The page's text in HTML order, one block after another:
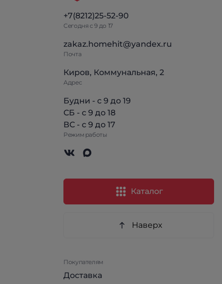
+7(8212)25-52-90
Сегодня с 9 до 17
zakaz.homehit@yandex.ru
Почта
Киров, Коммунальная, 2
Адрес
Будни - с 9 до 19
СБ - с 9 до 18
ВС - с 9 до 17
Режим работы
Каталог
Наверх
Покупателям
Доставка